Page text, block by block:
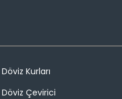
Döviz Kurları
Döviz Çevirici